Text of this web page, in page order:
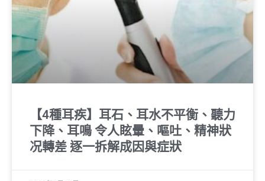
【4種耳疾】耳石、耳水不平衡、聽力
下降、耳鳴 令人眩暈、嘔吐、精神狀
况轉差 逐一拆解成因與症狀